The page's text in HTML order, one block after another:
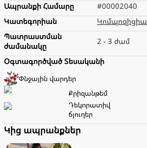
Ապրանքի Համարը
#00002040
Կատեգորիան
Կոմպոզիցիա
Պատրաստման
ժամանակը
2 - 3 ժամ
Օգտագործված Տեսականի
Փնջային վարդեր
Քրիզանթեմ
Դեկորատիվ
ճյուղեր
Կից ապրանքներ